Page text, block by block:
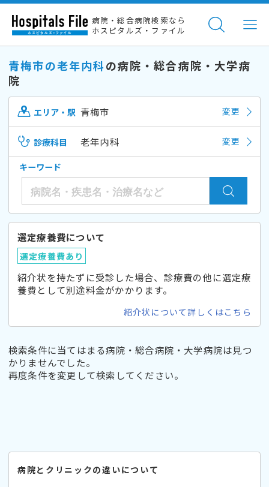
病院・総合病院検索なら
ホスピタルズ・ファイル
青梅市の老年内科の病院・総合病院・大学病
院
エリア・駅 青梅市 変更
診療科目 老年内科 変更
キーワード
選定療養費について
選定療養費あり
紹介状を持たずに受診した場合、診療費の他に選定療
養費として別途料金がかかります。
紹介状について詳しくはこちら
検索条件に当てはまる病院・総合病院・大学病院は見つ
かりませんでした。
再度条件を変更して検索してください。
病院とクリニックの違いについて